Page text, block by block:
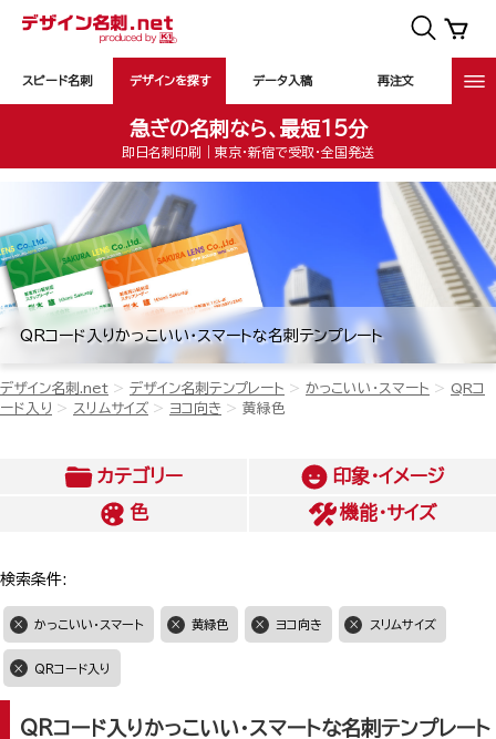
スピード名刺 デザインを探す データ入稿 再注文
急ぎの名刺なら、最短15分
即日名刺印刷｜東京・新宿で受取・全国発送
QRコード入りかっこいい・スマートな名刺テンプレート
デザイン名刺.net デザイン名刺テンプレート かっこいい・スマート
QRコ
ード入り
スリムサイズ ヨコ向き 黄緑色
カテゴリー
印象・イメージ
色
機能・サイズ
検索条件:
かっこいい・スマート 黄緑色 ヨコ向き スリムサイズ
QRコード入り
QRコード入りかっこいい・スマートな名刺テンプレート